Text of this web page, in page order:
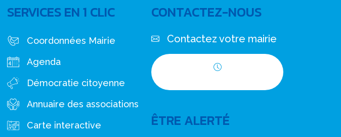
SERVICES EN 1 CLIC
Coordonnées Mairie
Agenda
Démocratie citoyenne
Annuaire des associations
Carte interactive
CONTACTEZ-NOUS
Contactez votre mairie
ÊTRE ALERTÉ